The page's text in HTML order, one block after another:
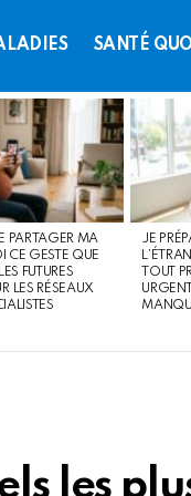
SANTÉ
PARTAGER MA
CE GESTE QUE
FUTURES
LES RÉSEAUX
JE
TOUT
les